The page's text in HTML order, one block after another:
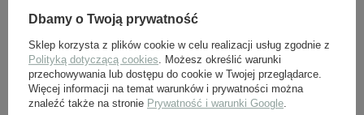
Dbamy o Twoją prywatność
Sklep korzysta z plików cookie w celu realizacji usług zgodnie z
Polityką dotyczącą cookies . Możesz określić warunki
przechowywania lub dostępu do cookie w Twojej przeglądarce.
Więcej informacji na temat warunków i prywatności można
znaleźć także na stronie Prywatność i warunki Google